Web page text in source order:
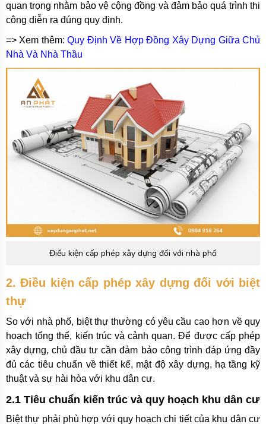
quan trọng nhằm bảo vệ cộng đồng và đảm bảo quá trình thi
công diễn ra đúng quy định.
=> Xem thêm:Quy Định Về Hợp Đồng Xây Dựng Giữa Chủ
Nhà Và Nhà Thầu
Điều kiện cấp phép xây dựng đối với nhà phố
2. Điều kiện cấp phép xây dựng đối với biệt
thự
So với nhà phố, biệt thự thường có yêu cầu cao hơn về quy
hoạch tổng thể, kiến trúc và cảnh quan. Để được cấp phép
xây dựng, chủ đầu tư cần đảm bảo công trình đáp ứng đầy
đủ các tiêu chuẩn về thiết kế, mật độ xây dựng, hạ tầng kỹ
thuật và sự hài hòa với khu dân cư.
2.1 Tiêu chuẩn kiến trúc và quy hoạch khu dân cư
Biệt thự phải phù hợp với quy hoạch chi tiết của khu dân cư